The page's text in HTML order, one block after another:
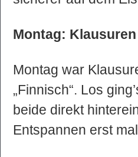
Montag: Klausuren
Montag war
„Finnisch“. Los
beide direkt
Entspannen erst